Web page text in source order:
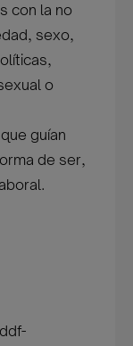
con la no
sexo,
o
guían
de ser,